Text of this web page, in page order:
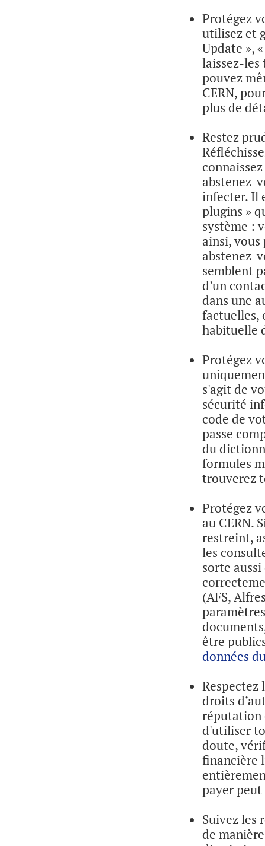
Protégez
utilisez et
Update »,
laissez-les
pouvez
CERN,
plus de
Restez
abstenez-
infecter. Il
plugins »
système :
ainsi,
abstenez-
semblent
d’un
dans une
factuelles,
habituelle
Protégez
s'agit de
sécurité
code de
passe
du
formules
trouverez
Protégez
au CERN.
restreint,
les
sorte
(AFS,
être
données
Respectez
droits
réputation
d'utiliser
doute,
financière
payer
Suivez les
de